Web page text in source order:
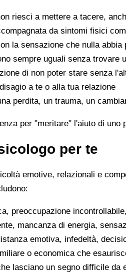
riesci a mettere a tacere,
da sintomi fisici
la sensazione che nulla abbia
sempre uguali senza trovare
di non poter stare senza
a te o alla tua relazione
perdita, un trauma, un
per "meritare" l'aiuto di
per te
emotive, relazionali e
preoccupazione
mancanza di energia,
emotiva, infedeltà,
o economica che
lasciano un segno difficile da